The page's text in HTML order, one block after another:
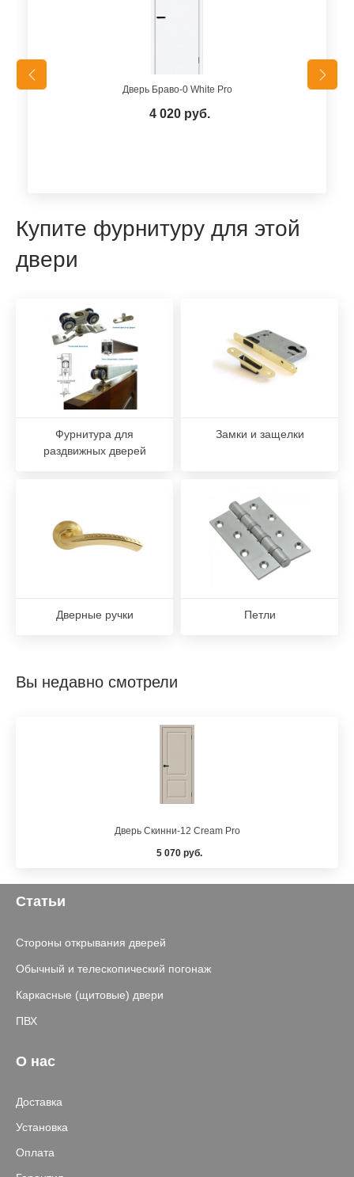
Дверь Браво-0 White Pro
4 020 руб.
Купите фурнитуру для этой
двери
Фурнитура для
раздвижных дверей
Замки и защелки
Дверные ручки Петли
Вы недавно смотрели
Дверь Скинни-12 Cream Pro
5 070 руб.
Статьи
Стороны открывания дверей
Обычный и телескопический погонаж
Каркасные (щитовые) двери
ПВХ
О нас
Доставка
Установка
Оплата